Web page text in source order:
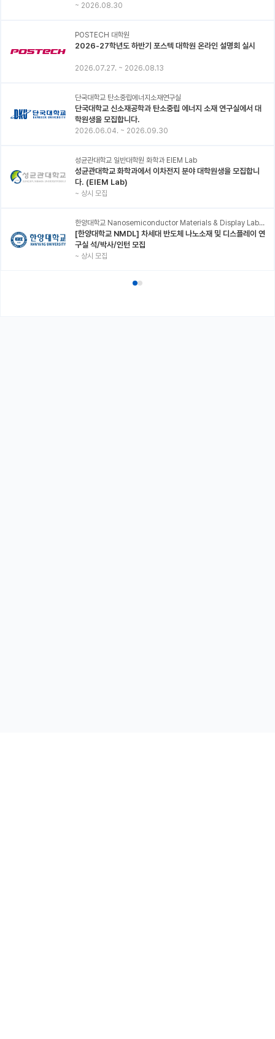
~ 2026.08.30
POSTECH 대학원
2026-27학년도 하반기 포스텍 대학원 온라인 설명회 실시
2026.07.27. ~ 2026.08.13
단국대학교 탄소중립에너지소재연구실
단국대학교 신소재공학과 탄소중립 에너지 소재 연구실에서 대
학원생을 모집합니다.
2026.06.04. ~ 2026.09.30
성균관대학교 일반대학원 화학과 EIEM Lab
성균관대학교 화학과에서 이차전지 분야 대학원생을 모집합니
다. (EIEM Lab)
~ 상시 모집
한양대학교 Nanosemiconductor Materials & Display Laboratory
[한양대학교 NMDL] 차세대 반도체 나노소재 및 디스플레이 연
구실 석/박사/인턴 모집
~ 상시 모집